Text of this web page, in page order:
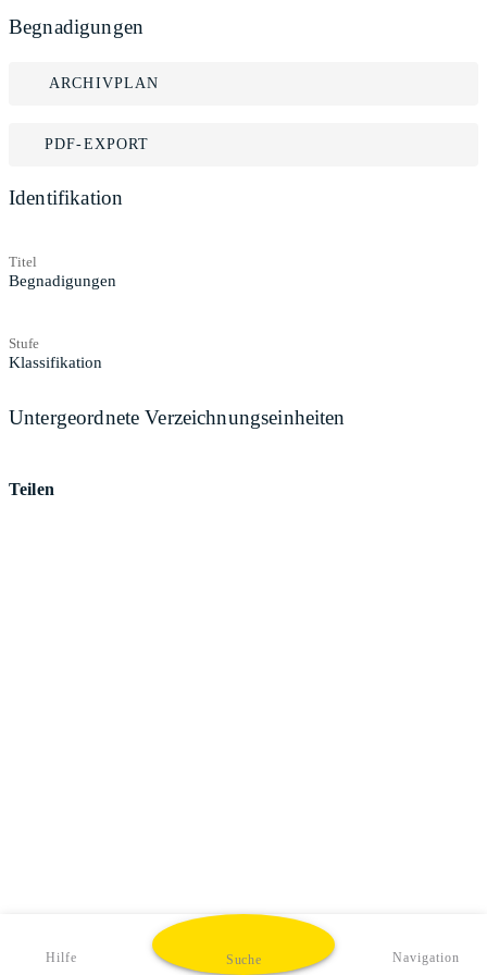
Begnadigungen
ARCHIVPLAN
PDF-EXPORT
Identifikation
Titel
Begnadigungen
Stufe
Klassifikation
Untergeordnete Verzeichnungseinheiten
Teilen
Hilfe Suche Navigation